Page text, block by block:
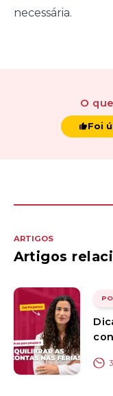
necessária.
O
Foi
ARTIGOS
Artigos
3